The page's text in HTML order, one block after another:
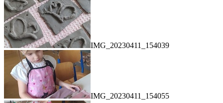
IMG_20230411_154039
IMG_20230411_154055